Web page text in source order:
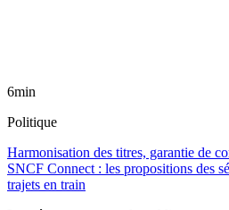
6min
Politique
Harmonisation des titres, garantie de
SNCF Connect : les propositions des
trajets en train